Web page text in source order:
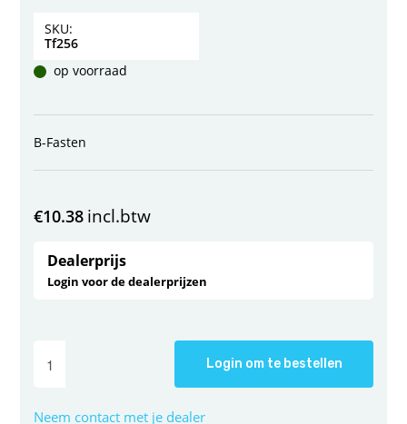
SKU:
Tf256
op voorraad
B-Fasten
€10.38 incl.btw
Dealerprijs
Login voor de dealerprijzen
Login om te bestellen
Neem contact met je dealer